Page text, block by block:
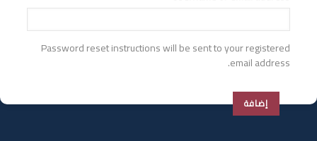
Password reset instructions will be sent to your registered
email address.